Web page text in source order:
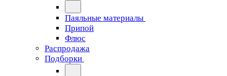
Паяльные материалы
Припой
Флюс
Распродажа
Подборки